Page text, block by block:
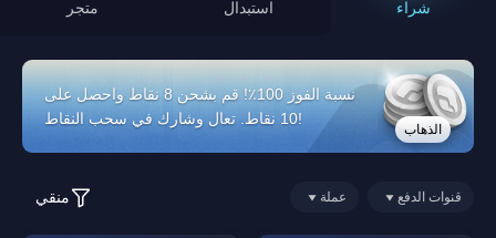
شراء استبدال متجر
نسبة الفوز 100٪! قم بشحن 8 نقاط واحصل على
10 نقاط. تعال وشارك في سحب النقاط!
الذهاب
قنوات الدفع عملة منقي